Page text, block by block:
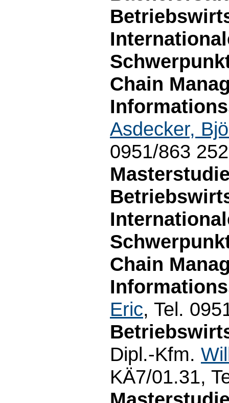
Chain
Asdecker,
0951/863
Chain
Eric, Tel.
Dipl.-Kfm.
KÄ7/01.31,